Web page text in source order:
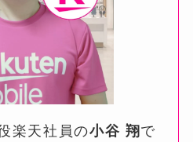
楽天社員の小谷 翔で